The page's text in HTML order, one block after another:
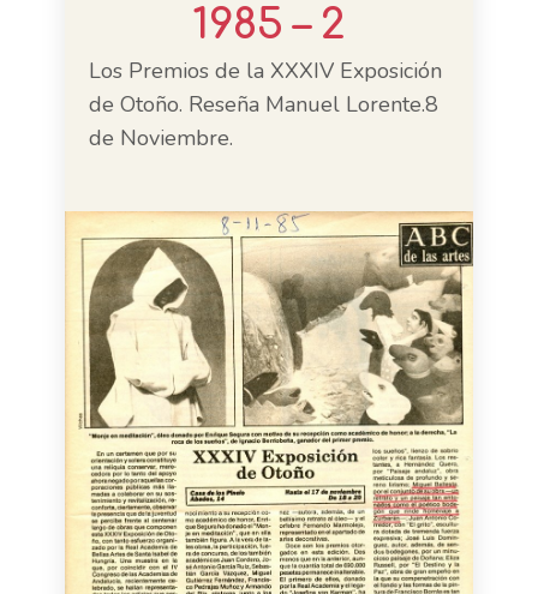
1985 – 2
Los Premios de la XXXIV Exposición
de Otoño. Reseña Manuel Lorente.8
de Noviembre.